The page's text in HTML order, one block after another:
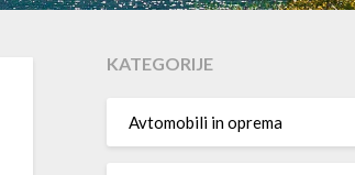
KATEGORIJE
Avtomobili in oprema